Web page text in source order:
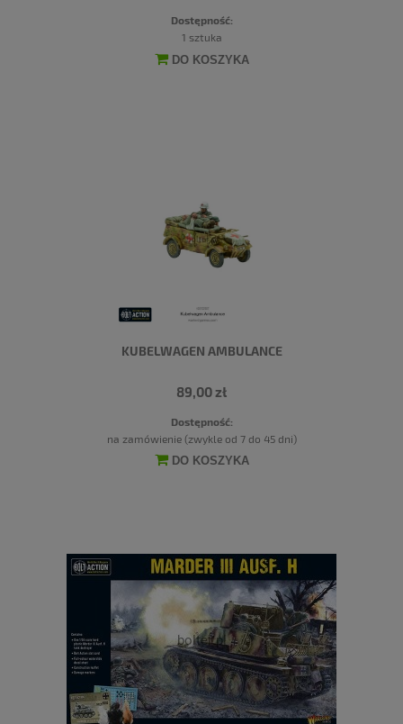
Dostępność:
1 sztuka
DO KOSZYKA
KUBELWAGEN AMBULANCE
89,00 zł
Dostępność:
na zamówienie (zwykle od 7 do 45 dni)
DO KOSZYKA